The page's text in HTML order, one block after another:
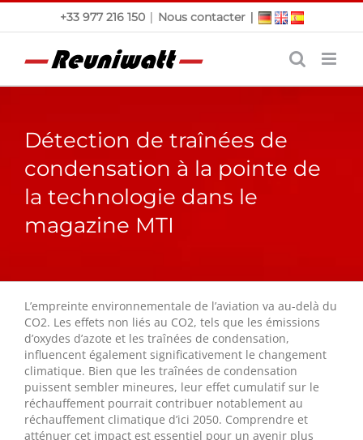
Passer
+33 977 216 150 | Nous contacter|
Détection de traînées de
condensation à la pointe de
la technologie dans le
magazine MTI
L’empreinte environnementale de l’aviation va au-delà du
CO2. Les effets non liés au CO2, tels que les émissions
d’oxydes d’azote et les traînées de condensation,
influencent également significativement le changement
climatique. Bien que les traînées de condensation
puissent sembler mineures, leur effet cumulatif sur le
réchauffement pourrait contribuer notablement au
réchauffement climatique d’ici 2050. Comprendre et
atténuer cet impact est essentiel pour un avenir plus